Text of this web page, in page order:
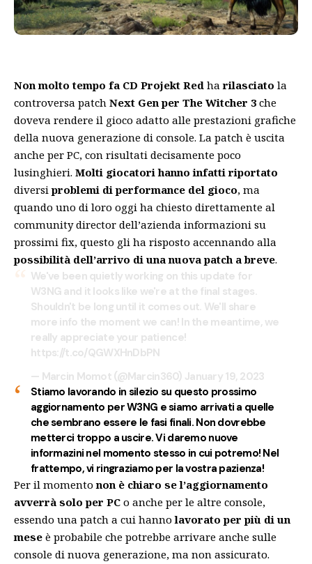
Non molto tempo fa CD Projekt Red harilasciato la
controversa patch Next Gen per The Witcher 3 che
doveva rendere il gioco adatto alle prestazioni grafiche
della nuova generazione di console. La patch è uscita
anche per PC, con risultati decisamente poco
lusinghieri. Molti giocatori hanno infatti riportato
diversiproblemi di performance del gioco, ma
quando uno di loro oggi ha chiesto direttamente al
community director dell’azienda informazioni su
prossimi fix, questo gli ha risposto accennando alla
possibilità dell’arrivo di una nuova patch a breve.
We've been quietly working on this update for
W3NG and it looks like we're at the final stages.
Shouldn't be long until it comes out. We'll share
more info the moment we can! In the meantime, we
really appreciate your patience!
https://t.co/QGWXHnDbPN
— Marcin Momot (@Marcin360) January 19, 2023
Stiamo lavorando in silezio su questo prossimo
aggiornamento per W3NG e siamo arrivati a quelle
che sembrano essere le fasi finali. Non dovrebbe
metterci troppo a uscire. Vi daremo nuove
informazini nel momento stesso in cui potremo! Nel
frattempo, vi ringraziamo per la vostra pazienza!
Per il momentonon è chiaro se l’aggiornamento
avverrà solo per PC o anche per le altre console,
essendo una patch a cui hannolavorato per più di un
mese è probabile che potrebbe arrivare anche sulle
console di nuova generazione, ma non assicurato.